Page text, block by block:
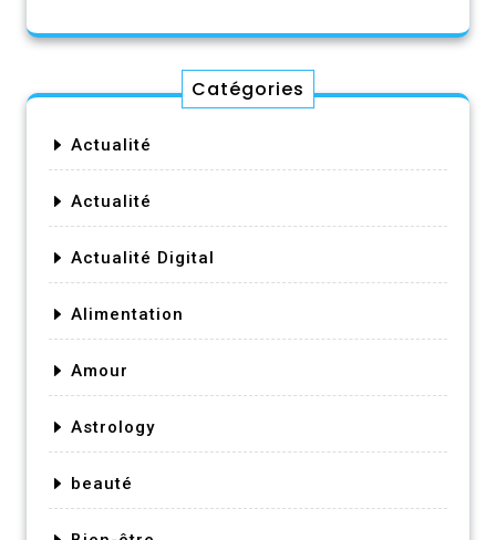
Catégories
Actualité
Actualité
Actualité Digital
Alimentation
Amour
Astrology
beauté